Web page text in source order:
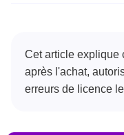
Cet article explique
après l'achat,
erreurs de licence